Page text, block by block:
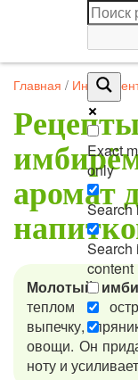
Exact
only
Search
Search
content
Главная /
аромат
Молотый
теплом и
выпечку,
овощи. Он
ноту и